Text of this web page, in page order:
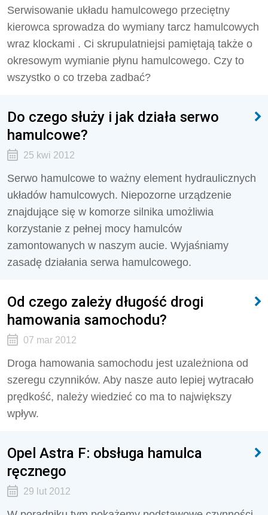
Serwisowanie układu hamulcowego przeciętny
kierowca sprowadza do wymiany tarcz hamulcowych
wraz klockami . Ci skrupulatniejsi pamiętają także o
okresowym wymianie płynu hamulcowego. Czy to
wszystko o co trzeba zadbać?
Do czego służy i jak działa serwo
hamulcowe?
25 kwi 2012
Serwo hamulcowe to ważny element hydraulicznych
układów hamulcowych. Niepozorne urządzenie
znajdujące się w komorze silnika umożliwia
korzystanie z pełnej mocy hamulców
zamontowanych w naszym aucie. Wyjaśniamy
zasadę działania serwa hamulcowego.
Od czego zależy długość drogi
hamowania samochodu?
07 mar 2012
Droga hamowania samochodu jest uzależniona od
szeregu czynników. Aby nasze auto lepiej wytracało
prędkość, należy wiedzieć co ma to największy
wpływ.
Opel Astra F: obsługa hamulca
ręcznego
29 lut 2012